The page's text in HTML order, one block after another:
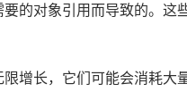
的对象引用而导致的。这
增长，它们可能会消耗大